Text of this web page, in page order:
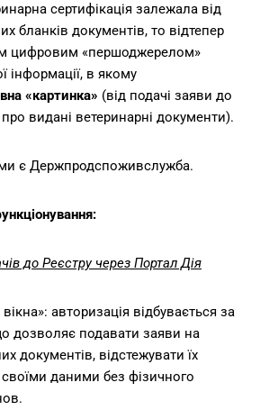
сертифікація залежала від
бланків документів, то відтепер
цифровим «першоджерелом»
інформації, в якому
«картинка» (від подачі заяви до
видані ветеринарні документи).
є Держпродспоживслужба.
до Реєстру через Портал Дія
авторизація відбувається за
дозволяє подавати заяви на
документів, відстежувати їх
своїми даними без фізичного